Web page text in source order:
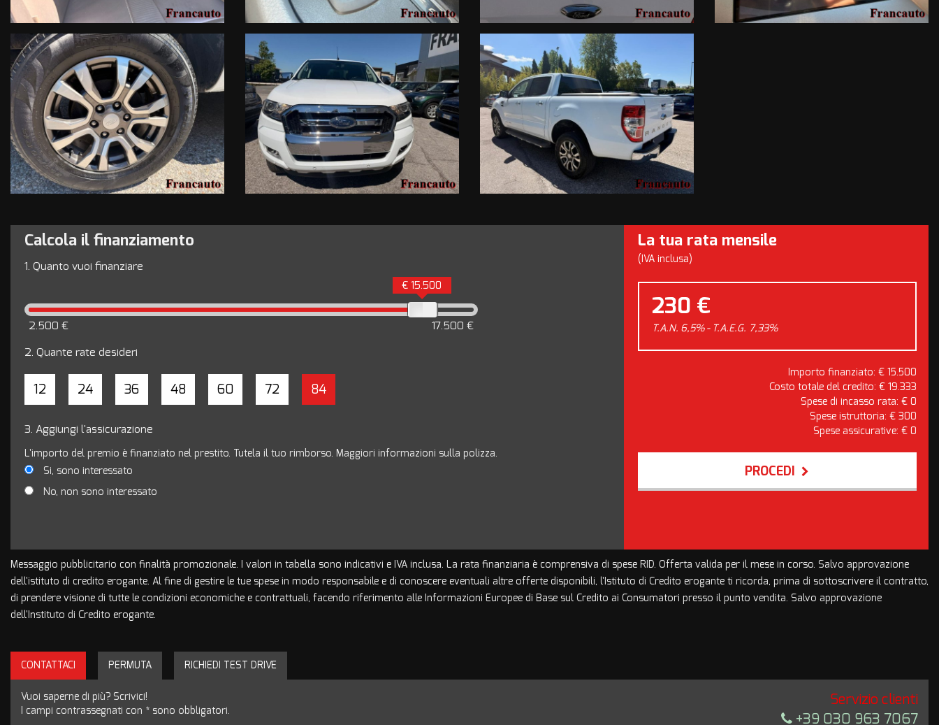
Calcola il finanziamento
1. Quanto vuoi finanziare
2.500 € 17.500 €
€ 15.500
2. Quante rate desideri
12 24 36 48 60 72 84
3. Aggiungi l'assicurazione
L'importo del premio è finanziato nel prestito. Tutela il tuo rimborso. Maggiori informazioni sulla polizza.
Si, sono interessato
No, non sono interessato
La tua rata mensile
(IVA inclusa)
230 €
T.A.N. 6,5% - T.A.E.G. 7,33%
Importo finanziato: € 15.500
Costo totale del credito: € 19.333
Spese di incasso rata: € 0
Spese istruttoria: € 300
Spese assicurative: € 0
PROCEDI
Messaggio pubblicitario con finalità promozionale. I valori in tabella sono indicativi e IVA inclusa. La rata finanziaria è comprensiva di spese RID. Offerta valida per il mese in corso. Salvo approvazione
dell'istituto di credito erogante. Al fine di gestire le tue spese in modo responsabile e di conoscere eventuali altre offerte disponibili, l'Istituto di Credito erogante ti ricorda, prima di sottoscrivere il contratto,
di prendere visione di tutte le condizioni economiche e contrattuali, facendo riferimento alle Informazioni Europee di Base sul Credito ai Consumatori presso il punto vendita. Salvo approvazione
dell'Instituto di Credito erogante.
CONTATTACI PERMUTA RICHIEDI TEST DRIVE
Vuoi saperne di più? Scrivici!
I campi contrassegnati con * sono obbligatori.
Servizio clienti
+39 030 963 7067